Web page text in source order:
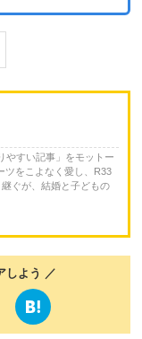
やすい記事」をモットー
ツをこよなく愛し、R33
ぐが、結婚と子どもの
しよう ／